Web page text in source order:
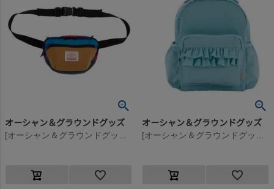
オーシャン＆グラウンドグッズ オーシャン＆グラウンドグッズ